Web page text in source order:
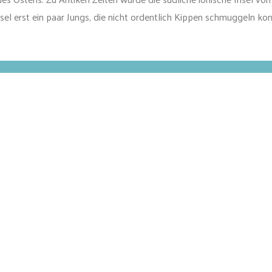
erst ein paar Jungs, die nicht ordentlich Kippen schmuggeln